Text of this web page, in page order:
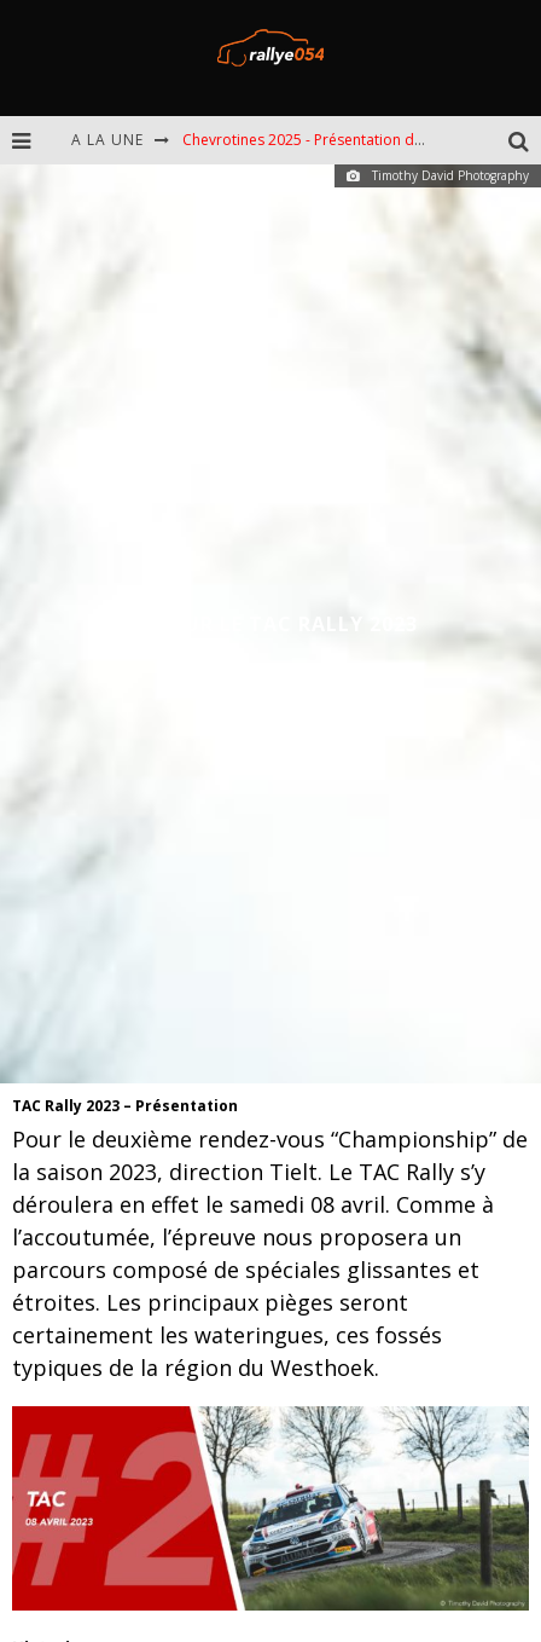
A LA UNE Chevrotines 2025 - Présentation de l'épreuve
EBR 2025 - Présentation de l'épreuve
Timothy David Photography
TAC Rally 2023 – Présentation
Pour le deuxième rendez-vous “Championship” de
la saison 2023, direction Tielt. Le TAC Rally s’y
déroulera en effet le samedi 08 avril. Comme à
l’accoutumée, l’épreuve nous proposera un
parcours composé de spéciales glissantes et
étroites. Les principaux pièges seront
certainement les wateringues, ces fossés
typiques de la région du Westhoek.